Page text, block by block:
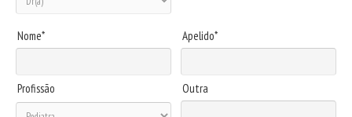
Nome* Apelido*
Profissão Outra